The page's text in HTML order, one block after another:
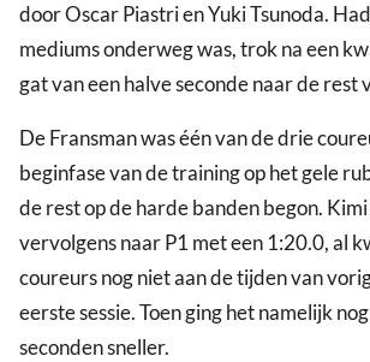
door Oscar Piastri en Yuki Tsunoda.
mediums onderweg was, trok na een
gat van een halve seconde naar de rest
De Fransman was één van de drie
beginfase van de training op het gele
de rest op de harde banden begon.
vervolgens naar P1 met een 1:20.0, al
coureurs nog niet aan de tijden van
eerste sessie. Toen ging het namelijk
seconden sneller.